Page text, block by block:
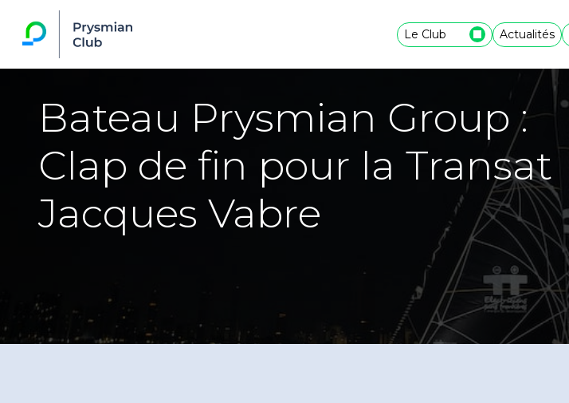
Le Club Actualités
Bateau Prysmian Group :
Clap de fin pour la Transat
Jacques Vabre